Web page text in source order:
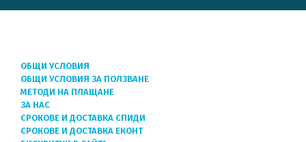
ОБЩИ УСЛОВИЯ
ОБЩИ УСЛОВИЯ ЗА ПОЛЗВАНЕ
МЕТОДИ НА ПЛАЩАНЕ
ЗА НАС
СРОКОВЕ И ДОСТАВКА СПИДИ
СРОКОВЕ И ДОСТАВКА ЕКОНТ